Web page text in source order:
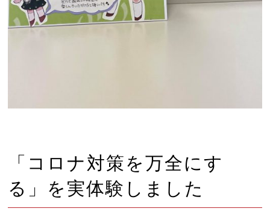
「コロナ対策を万全にす
る」を実体験しました